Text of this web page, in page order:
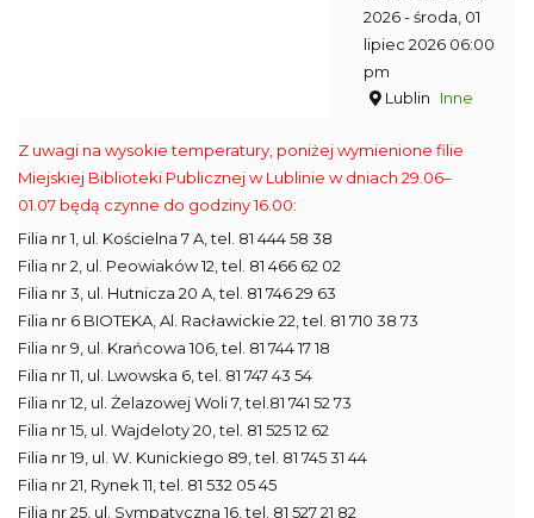
2026- środa, 01
lipiec 2026 06:00
pm
Lublin
Inne
Z uwagi na wysokie temperatury, poniżej wymienione filie
Miejskiej Biblioteki Publicznej w Lublinie w dniach 29.06–
01.07 będą czynne do godziny 16.00:
Filia nr 1, ul. Kościelna 7 A, tel. 81 444 58 38
Filia nr 2, ul. Peowiaków 12, tel. 81 466 62 02
Filia nr 3, ul. Hutnicza 20 A, tel. 81 746 29 63
Filia nr 6 BIOTEKA, Al. Racławickie 22, tel. 81 710 38 73
Filia nr 9, ul. Krańcowa 106, tel. 81 744 17 18
Filia nr 11, ul. Lwowska 6, tel. 81 747 43 54
Filia nr 12, ul. Żelazowej Woli 7, tel.81 741 52 73
Filia nr 15, ul. Wajdeloty 20, tel. 81 525 12 62
Filia nr 19, ul. W. Kunickiego 89, tel. 81 745 31 44
Filia nr 21, Rynek 11, tel. 81 532 05 45
Filia nr 25, ul. Sympatyczna 16, tel. 81 527 21 82